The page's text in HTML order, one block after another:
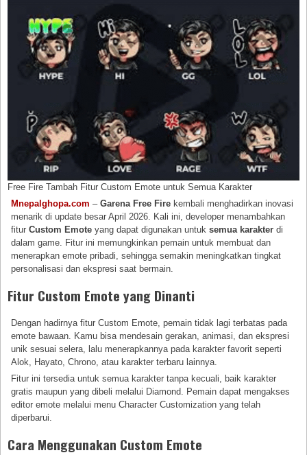
Free Fire Tambah Fitur Custom Emote untuk Semua Karakter
Mnepalghopa.com –Garena Free Fire kembali menghadirkan inovasi
menarik di update besar April 2026. Kali ini, developer menambahkan
fiturCustom Emote yang dapat digunakan untuksemua karakter di
dalam game. Fitur ini memungkinkan pemain untuk membuat dan
menerapkan emote pribadi, sehingga semakin meningkatkan tingkat
personalisasi dan ekspresi saat bermain.
Fitur Custom Emote yang Dinanti
Dengan hadirnya fitur Custom Emote, pemain tidak lagi terbatas pada
emote bawaan. Kamu bisa mendesain gerakan, animasi, dan ekspresi
unik sesuai selera, lalu menerapkannya pada karakter favorit seperti
Alok, Hayato, Chrono, atau karakter terbaru lainnya.
Fitur ini tersedia untuk semua karakter tanpa kecuali, baik karakter
gratis maupun yang dibeli melalui Diamond. Pemain dapat mengakses
editor emote melalui menu Character Customization yang telah
diperbarui.
Cara Menggunakan Custom Emote